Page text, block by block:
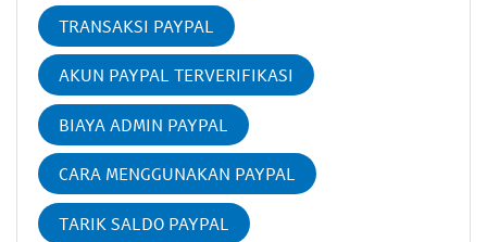
TRANSAKSI PAYPAL
AKUN PAYPAL TERVERIFIKASI
BIAYA ADMIN PAYPAL
CARA MENGGUNAKAN PAYPAL
TARIK SALDO PAYPAL